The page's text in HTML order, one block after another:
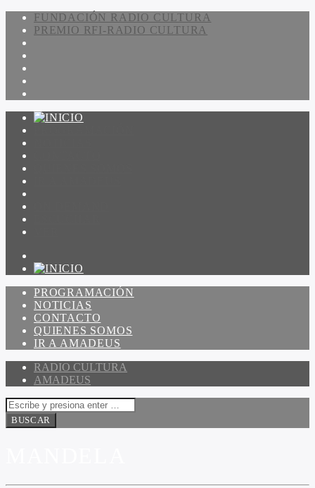
FUNDACIÓN RADIO CULTURA
PREMIO RFI-RADIO CULTURA
PROGRAMACIÓN
NOTICIAS
CONTACTO
QUIENES SOMOS
IR A AMADEUS
RADIO CULTURA
AMADEUS